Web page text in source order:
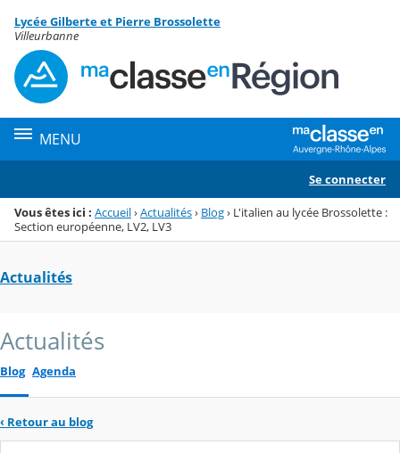
Menu de la rubrique
Contenu
Lycée Gilberte et Pierre Brossolette
Villeurbanne
MENU
Se connecter
Vous êtes ici : Accueil›Actualités› Blog› L'italien au lycée Brossolette :
Section européenne, LV2, LV3
Actualités
Actualités
Blog Agenda
‹ Retour au blog